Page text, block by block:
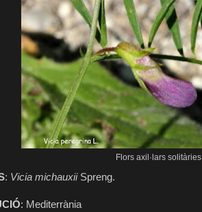
Flors axil·lars solitàries
: Vicia michauxiiSpreng.
: Mediterrània